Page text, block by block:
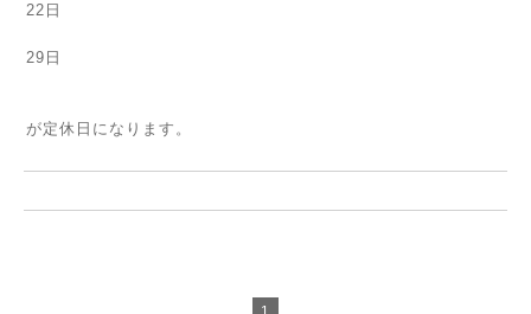
22日
29日
が定休日になります。